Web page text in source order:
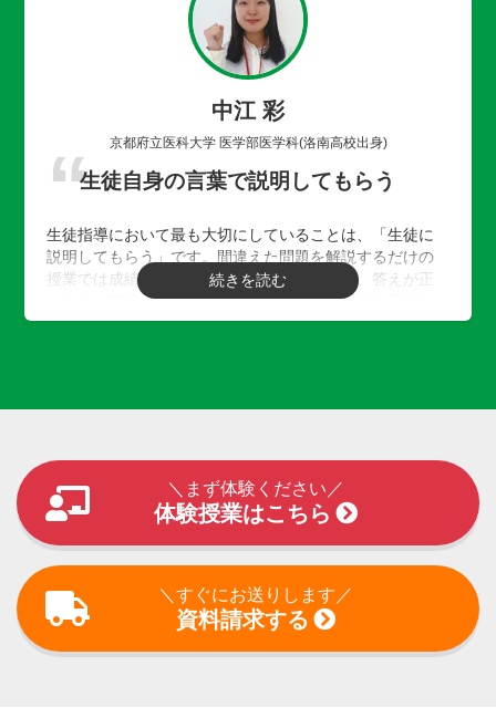
中江 彩
京都府立医科大学 医学部医学科(洛南高校出身)
生徒自身の言葉で説明してもらう
生徒指導において最も大切にしていることは、「生徒に
説明してもらう」です。間違えた問題を解説するだけの
授業では成績は上がりません。私の授業では、答えが正
しくても間違えていても「どのようにその解法を選んだ
のか」「今までに解いた問題との共通点は何か」「なぜ
知識のうち「何が使えるのか」「どのように使うのか」
ことができます。
＼まず体験ください／
体験授業はこちら
＼すぐにお送りします／
資料請求する